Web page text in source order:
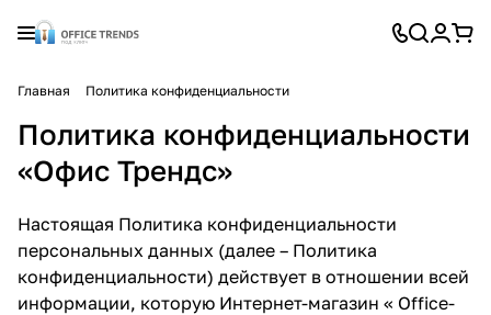
Главная Политика конфиденциальности
Политика конфиденциальности
«Офис Трендс»
Настоящая Политика конфиденциальности
персональных данных (далее – Политика
конфиденциальности) действует в отношении всей
информации, которую Интернет-магазин « Office-